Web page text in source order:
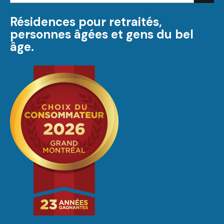
Résidences pour retraités,
personnes âgées et gens du bel
âge.